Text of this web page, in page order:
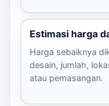
Estimasi harga
Harga sebaiknya
desain, jumlah,
atau pemasangan.